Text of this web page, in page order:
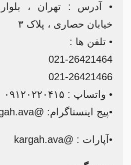
• آدرس : تهران ، بلوار
خیابان حصاری ، پلاک ۳
• تلفن ها :
021-26421464
021-26421466
• واتساپ : ۰۹۱۲۰۲۲۰۴۱۵
•پیج اینستاگرام: @kargah.ava
•آپارات : @kargah.ava